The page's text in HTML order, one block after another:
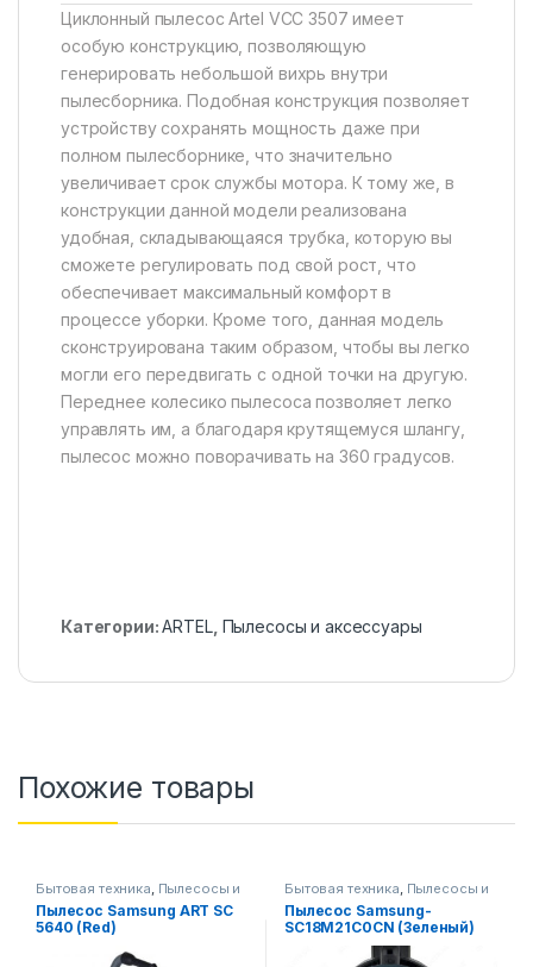
Циклонный пылесос Artel VCC 3507 имеет
особую конструкцию, позволяющую
генерировать небольшой вихрь внутри
пылесборника. Подобная конструкция позволяет
устройству сохранять мощность даже при
полном пылесборнике, что значительно
увеличивает срок службы мотора. К тому же, в
конструкции данной модели реализована
удобная, складывающаяся трубка, которую вы
сможете регулировать под свой рост, что
обеспечивает максимальный комфорт в
процессе уборки. Кроме того, данная модель
сконструирована таким образом, чтобы вы легко
могли его передвигать с одной точки на другую.
Переднее колесико пылесоса позволяет легко
управлять им, а благодаря крутящемуся шлангу,
пылесос можно поворачивать на 360 градусов.
Категории:ARTEL, Пылесосы и аксессуары
Похожие товары
Бытовая техника, Пылесосы и
аксессуары
Пылесос Samsung ART SC
5640 (Red)
Бытовая техника, Пылесосы и
аксессуары
Пылесос Samsung-
SC18M21C0CN (Зеленый)